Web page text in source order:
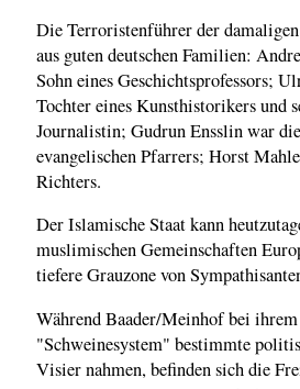
Die Terroristenführer der
aus guten deutschen Familien:
Sohn eines Geschichtsprofessors;
Tochter eines Kunsthistorikers und
Journalistin; Gudrun Ensslin war
evangelischen Pfarrers; Horst
Richters.
Der Islamische Staat kann
muslimischen Gemeinschaften
tiefere Grauzone von
Während Baader/Meinhof bei
"Schweinesystem" bestimmte
Visier nahmen, befinden sich die